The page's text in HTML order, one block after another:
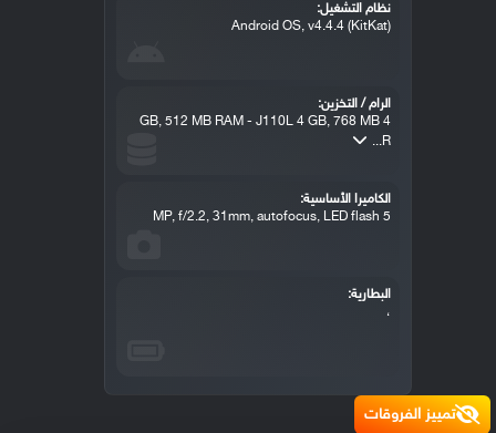
نظام التشغيل:
Android OS, v4.4.4 (KitKat)
الرام / التخزين:
4 GB, 512 MB RAM - J110L 4 GB, 768 MB
R...
الكاميرا الأساسية:
5 MP, f/2.2, 31mm, autofocus, LED flash
البطارية:
،
تمييز الفروقات